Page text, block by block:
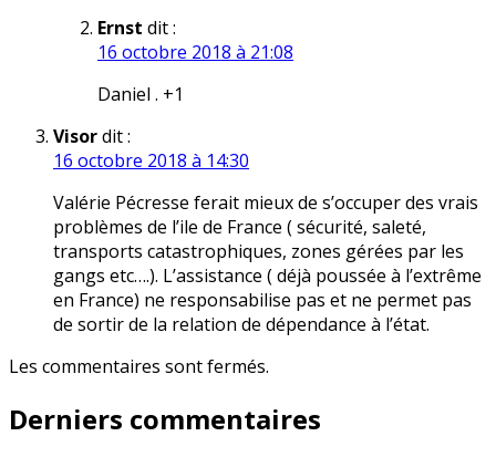
Ernst dit :
16 octobre 2018 à 21:08
Daniel . +1
Visordit :
16 octobre 2018 à 14:30
Valérie Pécresse ferait mieux de s’occuper des vrais
problèmes de l’ile de France ( sécurité, saleté,
transports catastrophiques, zones gérées par les
gangs etc….). L’assistance ( déjà poussée à l’extrême
en France) ne responsabilise pas et ne permet pas
de sortir de la relation de dépendance à l’état.
Les commentaires sont fermés.
Derniers commentaires